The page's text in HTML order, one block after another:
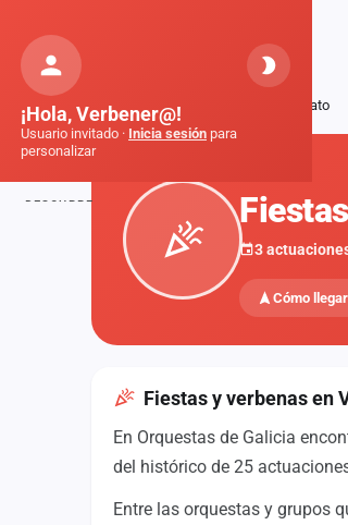
Inicio Fiestas Villamuriel de Cerrato
3
Cómo llegar
Fiestas y verbenas en
En Orquestas de Galicia
del histórico de 25
Entre las orquestas y grupos
¡Hola, Verbener@!
Usuario invitado · Inicia sesión para
personalizar
DESCUBRE
Formaciones
Componentes